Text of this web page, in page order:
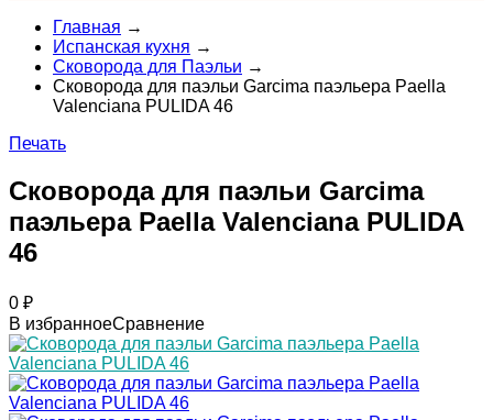
Главная →
Испанская кухня →
Сковорода для Паэльи →
Сковорода для паэльи Garcima паэльера Paella
Valenciana PULIDA 46
Печать
Сковорода для паэльи Garcima
паэльера Paella Valenciana PULIDA
46
0 ₽
В избранноеСравнение